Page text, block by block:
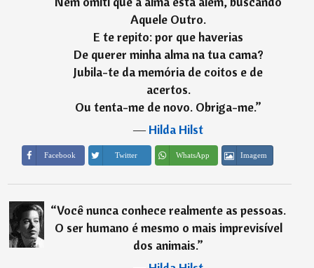
Aquele Outro.
E te repito: por que haverias
De querer minha alma na tua cama?
Jubila-te da memória de coitos e de
acertos.
Ou tenta-me de novo. Obriga-me.”
―Hilda Hilst
Facebook Twitter WhatsApp Imagem
“Você nunca conhece realmente as pessoas.
O ser humano é mesmo o mais imprevisível
dos animais.”